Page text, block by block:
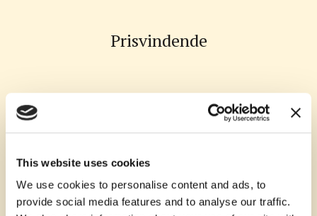
This website uses cookies
We use cookies to personalise content and ads, to
provide social media features and to analyse our traffic.
Prisvindende
Kælderen​
Hvidvin fremstilles ved at presse saften fra de grønne druer og lade
den gære.